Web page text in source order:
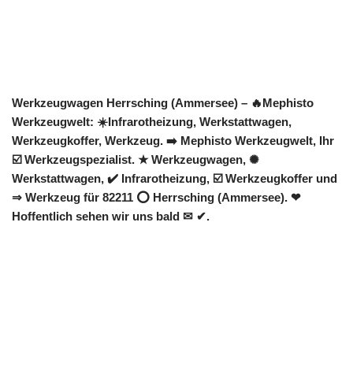
Werkzeugwagen Herrsching (Ammersee) – 🔥Mephisto
Werkzeugwelt: ☀️Infrarotheizung, Werkstattwagen,
Werkzeugkoffer, Werkzeug. ➡️ Mephisto Werkzeugwelt, Ihr
☑️ Werkzeugspezialist. ★ Werkzeugwagen, ✺
Werkstattwagen, ✔️ Infrarotheizung, ☑️ Werkzeugkoffer und
⇒ Werkzeug für 82211 ⭕ Herrsching (Ammersee). ❤
Hoffentlich sehen wir uns bald ✉ ✔.